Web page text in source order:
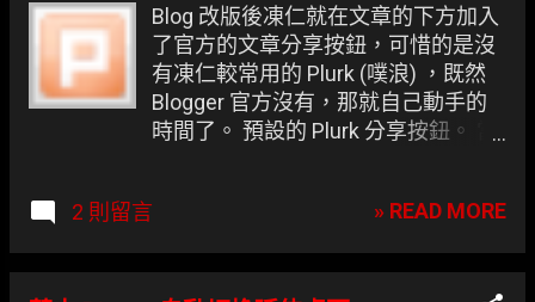
Blog 改版後凍仁就在文章的下方加入
了官方的文章分享按鈕，可惜的是沒
有凍仁較常用的 Plurk (噗浪) ，既然
Blogger 官方沒有，那就自己動手的
時間了。 預設的 Plurk 分享按鈕。 當
2 則留言
» READ MORE